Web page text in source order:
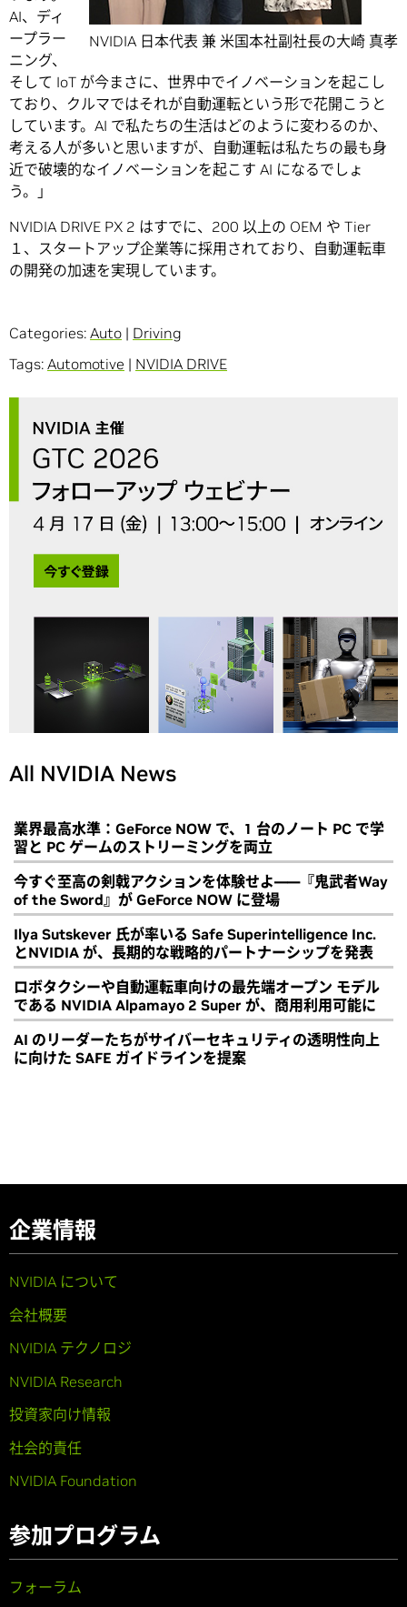
NVIDIA 日本代表 兼 米国本社副社長の大崎 真孝
AI、ディ
ープラー
ニング、
そして IoT が今まさに、世界中でイノベーションを起こし
ており、クルマではそれが自動運転という形で花開こうと
しています。AI で私たちの生活はどのように変わるのか、
考える人が多いと思いますが、自動運転は私たちの最も身
近で破壊的なイノベーションを起こす AI になるでしょ
う。」
NVIDIA DRIVE PX 2 はすでに、200 以上の OEM や Tier
１、スタートアップ企業等に採用されており、自動運転車
の開発の加速を実現しています。
Categories: Auto | Driving
Tags: Automotive | NVIDIA DRIVE
All NVIDIA News
業界最高水準：GeForce NOW で、1 台のノート PC で学
習と PC ゲームのストリーミングを両立
今すぐ至高の剣戟アクションを体験せよ――『鬼武者Way
of the Sword』が GeForce NOW に登場
Ilya Sutskever 氏が率いる Safe Superintelligence Inc.
とNVIDIA が、長期的な戦略的パートナーシップを発表
ロボタクシーや自動運転車向けの最先端オープン モデル
である NVIDIA Alpamayo 2 Super が、商用利用可能に
AI のリーダーたちがサイバーセキュリティの透明性向上
に向けた SAFE ガイドラインを提案
企業情報
NVIDIA について
会社概要
NVIDIA テクノロジ
NVIDIA Research
投資家向け情報
社会的責任
NVIDIA Foundation
参加プログラム
フォーラム